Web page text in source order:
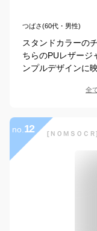
つばさ(60代・男性)
スタンドカラーの
ちらのPUレザージ
ンプルデザインに
全
no. 12